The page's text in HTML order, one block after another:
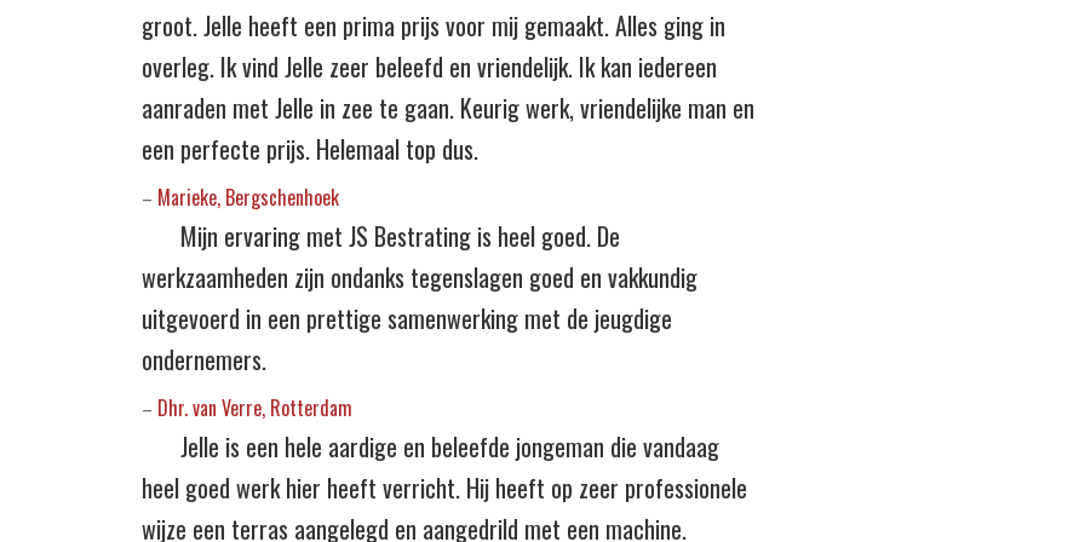
groot. Jelle heeft een prima prijs voor mij gemaakt. Alles ging in
overleg. Ik vind Jelle zeer beleefd en vriendelijk. Ik kan iedereen
aanraden met Jelle in zee te gaan. Keurig werk, vriendelijke man en
een perfecte prijs. Helemaal top dus.
– Marieke, Bergschenhoek
Mijn ervaring met JS Bestrating is heel goed. De
werkzaamheden zijn ondanks tegenslagen goed en vakkundig
uitgevoerd in een prettige samenwerking met de jeugdige
ondernemers.
– Dhr. van Verre, Rotterdam
Jelle is een hele aardige en beleefde jongeman die vandaag
heel goed werk hier heeft verricht. Hij heeft op zeer professionele
wijze een terras aangelegd en aangedrild met een machine.